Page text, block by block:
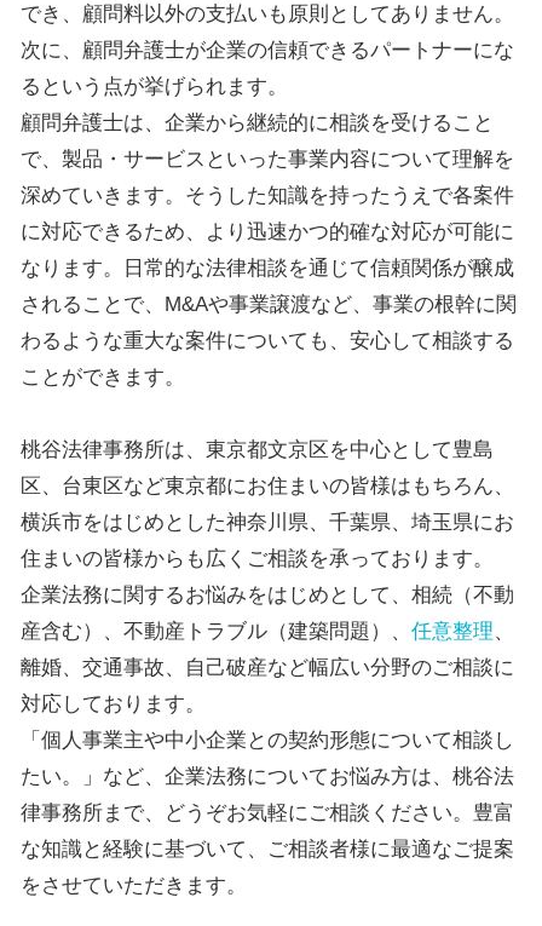
でき、顧問料以外の支払いも原則としてありません。
次に、顧問弁護士が企業の信頼できるパートナーにな
るという点が挙げられます。
顧問弁護士は、企業から継続的に相談を受けること
で、製品・サービスといった事業内容について理解を
深めていきます。そうした知識を持ったうえで各案件
に対応できるため、より迅速かつ的確な対応が可能に
なります。日常的な法律相談を通じて信頼関係が醸成
されることで、M&Aや事業譲渡など、事業の根幹に関
わるような重大な案件についても、安心して相談する
ことができます。
桃谷法律事務所は、東京都文京区を中心として豊島
区、台東区など東京都にお住まいの皆様はもちろん、
横浜市をはじめとした神奈川県、千葉県、埼玉県にお
住まいの皆様からも広くご相談を承っております。
企業法務に関するお悩みをはじめとして、相続（不動
産含む）、不動産トラブル（建築問題）、 任意整理、
離婚、交通事故、自己破産など幅広い分野のご相談に
対応しております。
「個人事業主や中小企業との契約形態について相談し
たい。」など、企業法務についてお悩み方は、桃谷法
律事務所まで、どうぞお気軽にご相談ください。豊富
な知識と経験に基づいて、ご相談者様に最適なご提案
をさせていただきます。